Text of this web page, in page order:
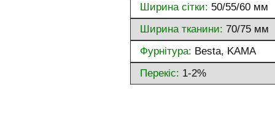
Ширина сітки: 50/55/60 мм
Ширина тканини: 70/75 мм
Фурнітура: Besta, KAMA
Перекіс: 1-2%